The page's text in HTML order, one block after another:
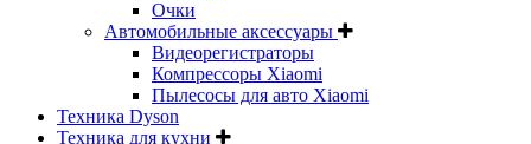
Очки
Автомобильные аксессуары
Видеорегистраторы
Компрессоры Xiaomi
Пылесосы для авто Xiaomi
Техника Dyson
Техника для кухни